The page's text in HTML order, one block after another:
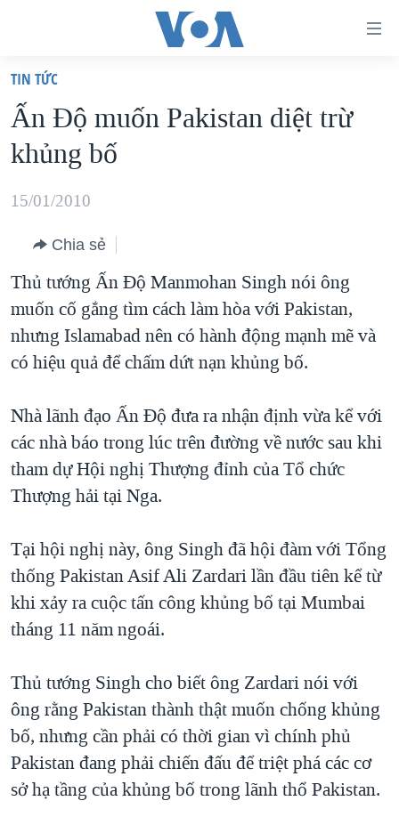
truy
cập
Tới
dung
chính
điều
hướng
chính
Đi
"Tìm"
TRANG CHỦ
VIỆT NAM
HOA KỲ
BIỂN ĐÔNG
BLOG
DIỄN ĐÀN
MỤC
TỰ DO BÁO CHÍ
NGƯỜI VIỆT HẢI NGOẠI
ĐỜI SỐNG
KINH TẾ
SỨC KHOẺ
VĂN HOÁ
THỂ THAO
GIÁO DỤC
CHUYÊN ĐỀ
HÀNH TRÌNH BẦU CỬ 2024
MỘT NĂM CHIẾN TRANH TẠI DẢI GAZA
GIẢI MÃ VÀNH ĐAI & CON ĐƯỜNG
TRỊNH VĨNH BÌNH - NGƯỜI HẠ 'BÊN THẮNG CUỘC'
GROUND ZERO – XƯA VÀ NAY
CHI PHÍ CHIẾN TRANH AFGHANISTAN
THƯỢNG ĐỈNH TRUMP-KIM TẠI VIỆT NAM
TRỊNH VĨNH BÌNH VS. CHÍNH PHỦ VIỆT NAM
NGƯ DÂN VIỆT VÀ LÀN SÓNG TRỘM HẢI SÂM
BÊN KIA QUỐC LỘ: TIẾNG VỌNG TỪ NÔNG THÔN MỸ
VIDEO
NGHE
MẠNG XÃ HỘI
Ngôn ngữ khác
TIN TỨC
Ấn Ðộ muốn Pakistan diệt trừ
khủng bố
15/01/2010
Chia sẻ
Thủ tướng Ấn Ðộ Manmohan Singh nói ông
muốn cố gắng tìm cách làm hòa với Pakistan,
nhưng Islamabad nên có hành động mạnh mẽ và
có hiệu quả để chấm dứt nạn khủng bố.
Nhà lãnh đạo Ấn Ðộ đưa ra nhận định vừa kể với
các nhà báo trong lúc trên đường về nước sau khi
tham dự Hội nghị Thượng đỉnh của Tổ chức
Thượng hải tại Nga.
Tại hội nghị này, ông Singh đã hội đàm với Tổng
thống Pakistan Asif Ali Zardari lần đầu tiên kể từ
khi xảy ra cuộc tấn công khủng bố tại Mumbai
tháng 11 năm ngoái.
Thủ tướng Singh cho biết ông Zardari nói với
ông rằng Pakistan thành thật muốn chống khủng
bố, nhưng cần phải có thời gian vì chính phủ
Pakistan đang phải chiến đấu để triệt phá các cơ
sở hạ tầng của khủng bố trong lãnh thổ Pakistan.